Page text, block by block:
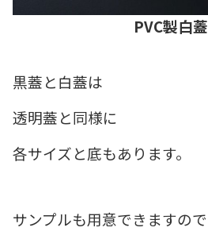
PVC製白蓋
黒蓋と白蓋は
透明蓋と同様に
各サイズと底もあります。
サンプルも用意できますので